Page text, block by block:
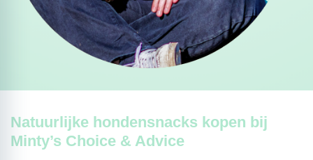
Natuurlijke hondensnacks kopen bij
Minty’s Choice & Advice